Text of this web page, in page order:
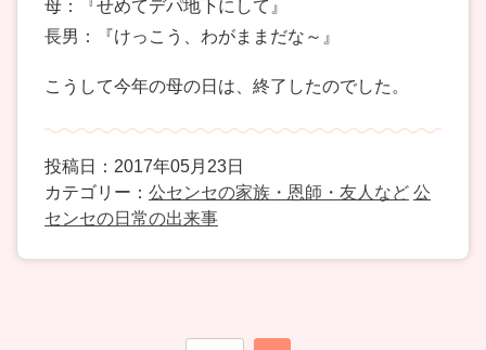
母：『せめてデパ地下にして』
長男：『けっこう、わがままだな～』
こうして今年の母の日は、終了したのでした。
投稿日：2017年05月23日
カテゴリー： 公センセの家族・恩師・友人など 公
センセの日常の出来事